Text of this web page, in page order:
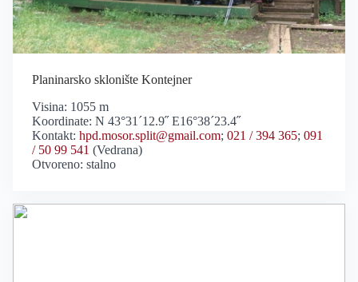
Planinarsko sklonište Kontejner
Visina: 1055 m
Koordinate: N 43°31´12.9˝ E16°38´23.4˝
Kontakt: hpd.mosor.split@gmail.com; 021 / 394 365; 091
/ 50 99 541 (Vedrana)
Otvoreno: stalno